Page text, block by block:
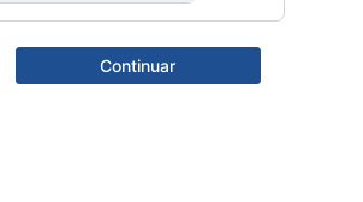
Continuar